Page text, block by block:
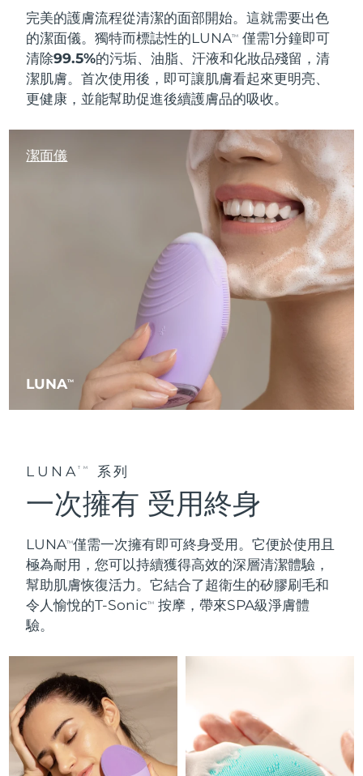
完美的護膚流程從清潔的面部開始。這就需要出色
的潔面儀。獨特而標誌性的LUNATM
僅需1分鐘即可
清除99.5%的污垢、油脂、汗液和化妝品殘留，清
潔肌膚。首次使用後，即可讓肌膚看起來更明亮、
更健康，並能幫助促進後續護膚品的吸收。
LUNATM
潔面儀
LUNATM 系列
一次擁有 受用終身
LUNATM僅需一次擁有即可終身受用。它便於使用且
極為耐用，您可以持續獲得高效的深層清潔體驗 ，
幫助肌膚恢復活力。它結合了超衛生的矽膠刷毛和
令人愉悅的T-SonicTM
按摩，帶來SPA級淨膚體
驗。
紅光療法
LUNA™ 4 套裝
Anti-aging massage
LUNA™ 4 Plus
Massage, LED heating
LUNA™ 4 Men
LUNA™ 4 mini
For young skin, T-zone
LUNA™ 4 go
For travel or gym bag
LUNA™ 設備
All facial cleansing devices
緊致提拉
BEAR™ 2 套裝
Microcurrent toning
BEAR™ 2 go
Microcurrent toning on-the-go
BEAR™ 2 eyes & lips
面部提拉護理
Premium anti-aging skincare
BEAR™ 設備
All premium facelift devices
UFO™ 3 套裝
Deep facial hydration
UFO™ 3 LED
UFO™ 3 mini
Red light therapy device for young skin
UFO™ 3 go
Portable red light therapy
面膜
Rejuvenation & hydration
UFO™ 設備
All deep facial hydration devices
口腔護理
issa™ 4
Hybrid silicone sonic toothbrush
issa™ 4 smile
Hybrid silicone sonic toothbrush
issa™ 4 baby
For ages 0-3
issa™ Teeth Whitening Set
Dual LED + sonic device & 18% PAP gel
ISSA™ 設備
All silicone sonic toothbrushes
FAQ™ 抗老護理
FAQ™ 101
Clinical anti-aging
FAQ™ 102
Advanced clinical anti-aging
Luxurious clinical anti-aging set
FAQ™ P1 Primer
Manuka honey primer
NEW
FAQ™ 201
LED mask
FAQ™ 202
LED mask
Anti-aging neck & décolleté LED mask
FAQ™ 221
Anti-aging LED hand mask
生髮
FAQ™ 301
LED hair strengthening scalp massager
FAQ™ Scalp Serum
Scalp recovery probiotic serum
FAQ™護膚品
All FAQ™ skincare
肌膚年輕化
NEW
FAQ™ 501
Full-Spectrum Red Light Therapy
FAQ™ 502
Full-Spectrum Red Light Therapy
FAQ™ Red Light Serum
NEW
專業治療
加拿大 預計送達日期8/15/26
澳洲 預計送達日期
預計送達日期8/11/26
預計送達日期 8/12/26
預計送達日期8/11/26
預計送達日期8/17/26
波士尼亞與赫塞哥維納 預計送達日期8/14/26
預計送達日期
中國
哥倫比亞 預計送達日期
克羅埃西亞 預計送達日期8/11/26
賽普勒斯 預計送達日期 8/12/26
捷克
愛沙尼亞 預計送達日期
芬蘭 預計送達日期8/11/26